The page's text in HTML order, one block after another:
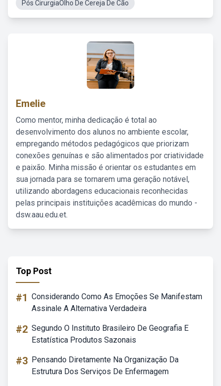
Pós CirurgiaOlho De Cereja De Cão
Emelie
Como mentor, minha dedicação é total ao
desenvolvimento dos alunos no ambiente escolar,
empregando métodos pedagógicos que priorizam
conexões genuínas e são alimentados por criatividade
e paixão. Minha missão é orientar os estudantes em
sua jornada para se tornarem uma geração notável,
utilizando abordagens educacionais reconhecidas
pelas principais instituições acadêmicas do mundo -
dsw.aau.edu.et.
Top Post
#1 Considerando Como As Emoções Se Manifestam
Assinale A Alternativa Verdadeira
#2 Segundo O Instituto Brasileiro De Geografia E
Estatística Produtos Sazonais
#3 Pensando Diretamente Na Organização Da
Estrutura Dos Serviços De Enfermagem